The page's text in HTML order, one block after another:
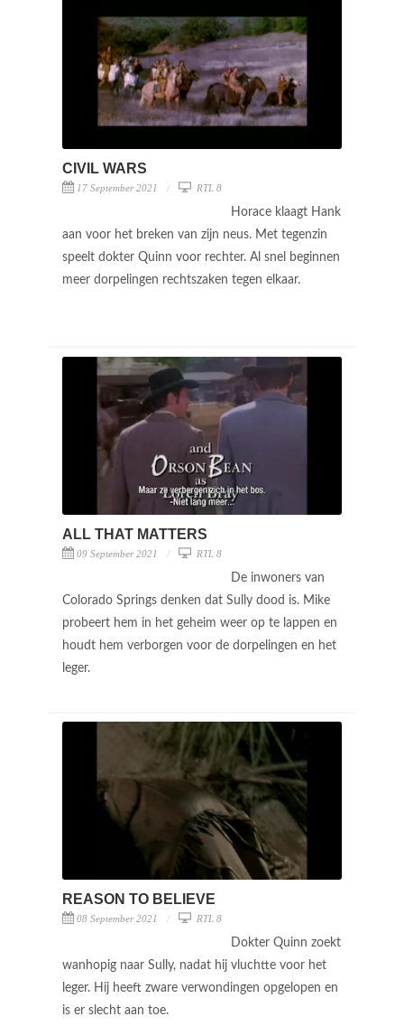
CIVIL WARS
17 September 2021 RTL 8
Horace klaagt Hank
aan voor het breken van zijn neus. Met tegenzin
speelt dokter Quinn voor rechter. Al snel beginnen
meer dorpelingen rechtszaken tegen elkaar.
ALL THAT MATTERS
09 September 2021 RTL 8
De inwoners van
Colorado Springs denken dat Sully dood is. Mike
probeert hem in het geheim weer op te lappen en
houdt hem verborgen voor de dorpelingen en het
leger.
REASON TO BELIEVE
08 September 2021 RTL 8
Dokter Quinn zoekt
wanhopig naar Sully, nadat hij vluchtte voor het
leger. Hij heeft zware verwondingen opgelopen en
is er slecht aan toe.